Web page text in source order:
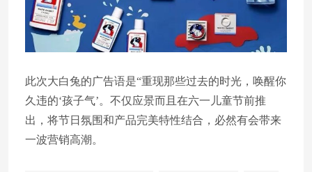
此次大白兔的广告语是“重现那些过去的时光，唤醒你
久违的‘孩子气’。不仅应景而且在六一儿童节前推
出，将节日氛围和产品完美特性结合，必然有会带来
一波营销高潮。